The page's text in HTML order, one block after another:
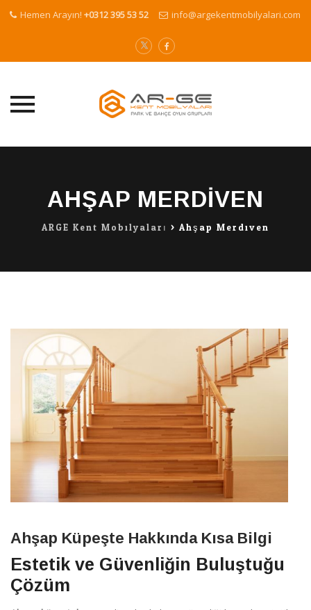
Hemen Arayın! +0312 395 53 52 info@argekentmobilyalari.com
AHŞAP MERDIVEN
ARGE Kent Mobilyaları > Ahşap Merdiven
Ahşap Küpeşte Hakkında Kısa Bilgi
Estetik ve Güvenliğin Buluştuğu
Çözüm